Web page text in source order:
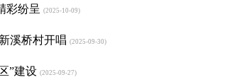
彩纷呈 (2025-10-09)
溪桥村开唱 (2025-09-30)
”建设 (2025-09-27)